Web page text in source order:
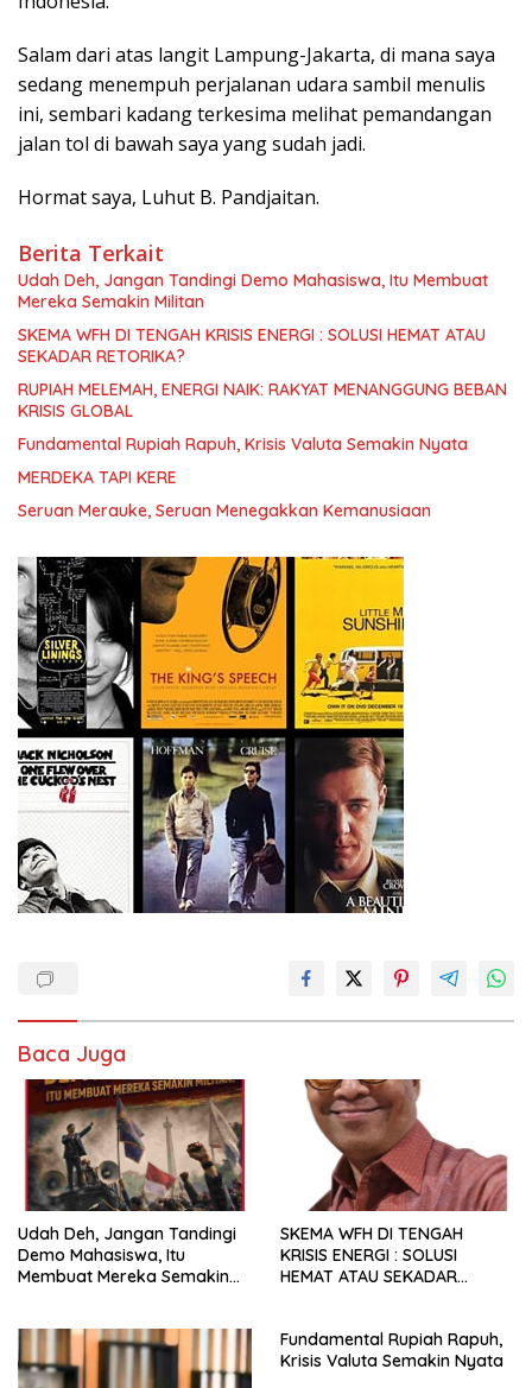
Salam dari atas langit Lampung-Jakarta, di mana saya
sedang menempuh perjalanan udara sambil menulis
ini, sembari kadang terkesima melihat pemandangan
jalan tol di bawah saya yang sudah jadi.
Hormat saya, Luhut B. Pandjaitan.
Berita Terkait
Udah Deh, Jangan Tandingi Demo Mahasiswa, Itu Membuat
Mereka Semakin Militan
SKEMA WFH DI TENGAH KRISIS ENERGI : SOLUSI HEMAT ATAU
SEKADAR RETORIKA?
RUPIAH MELEMAH, ENERGI NAIK: RAKYAT MENANGGUNG BEBAN
KRISIS GLOBAL
Fundamental Rupiah Rapuh, Krisis Valuta Semakin Nyata
MERDEKA TAPI KERE
Seruan Merauke, Seruan Menegakkan Kemanusiaan
Baca Juga
Udah Deh, Jangan Tandingi
Demo Mahasiswa, Itu
Membuat Mereka Semakin
SKEMA WFH DI TENGAH
KRISIS ENERGI : SOLUSI
HEMAT ATAU SEKADAR
Fundamental Rupiah Rapuh,
Krisis Valuta Semakin Nyata